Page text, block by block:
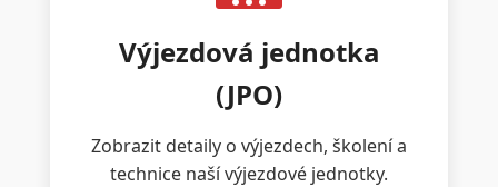
Výjezdová jednotka
(JPO)
Zobrazit detaily o výjezdech, školení a
technice naší výjezdové jednotky.